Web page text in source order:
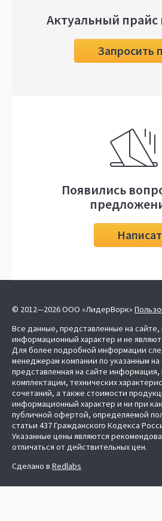
Актуальный
Запросить
Появились
© 2012—2026 ООО «ЛидерВорк»
Все данные, представленные на сайте,
информационный характер и не
Для более подробной информации
менеджерам компании по указанным
представленная на сайте
комплектации, технических
сочетаний, а также стоимости
информационный характер и ни при
публичной офертой, определяемой
статьи 437 Гражданского Кодекса
Указанные цены являются
отличаться от действительных цен.
Сделано в Redlabs